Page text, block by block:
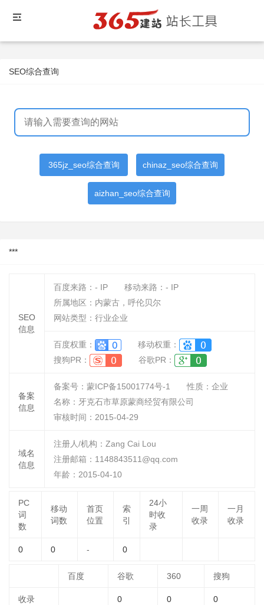
SEO综合查询
365jz_seo综合查询 chinaz_seo综合查询
aizhan_seo综合查询
***
SEO
信息
百度来路： - IP 移动来路： - IP
所属地区：内蒙古，呼伦贝尔
网站类型：行业企业
百度权重：
移动权重：
搜狗PR：
谷歌PR：
备案
信息
备案号：蒙ICP备15001774号-1 性质： 企业
名称： 牙克石市草原蒙商经贸有限公司
审核时间： 2015-04-29
域名
信息
注册人/机构：Zang Cai Lou
注册邮箱：1148843511@qq.com
年龄：2015-04-10
PC
词
数
移动
词数
首页
位置
索
引
24小
时收
录
一周
收录
一月
收录
0 0 - 0
百度 谷歌 360 搜狗
收录 0 0 0